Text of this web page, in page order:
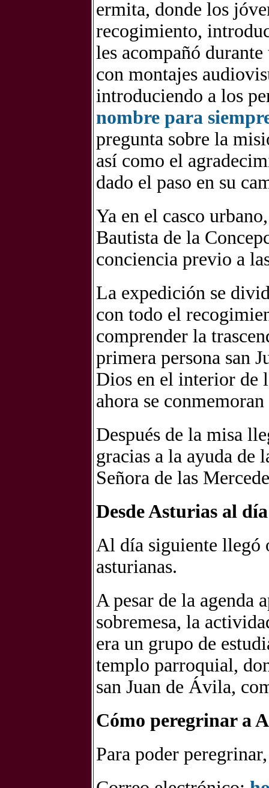
ermita, donde los
recogimiento,
les acompañó
con montajes
introduciendo a los
nombre para
pregunta sobre la
así como el
dado el paso en su
Ya en el casco
Bautista de la
conciencia previo a
La expedición se
con todo el
comprender la
primera persona san
Dios en el interior de
ahora se
Después de la misa
gracias a la ayuda de
Señora de las
Desde Asturias al
Al día siguiente llegó
asturianas.
A pesar de la agenda
sobremesa, la
era un grupo de
templo parroquial,
san Juan de Ávila,
Cómo peregrinar a
Para poder